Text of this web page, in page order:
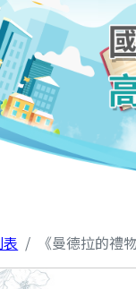
《曼德拉的禮